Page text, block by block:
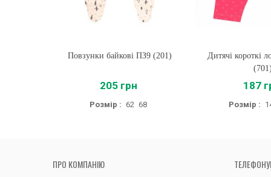
Купити
Повзунки байкові ПЗ9 (201)
205 грн
Розмір : 62 68
Купити
Дитячі короткі
187
Розмір :
ПРО КОМПАНІЮ